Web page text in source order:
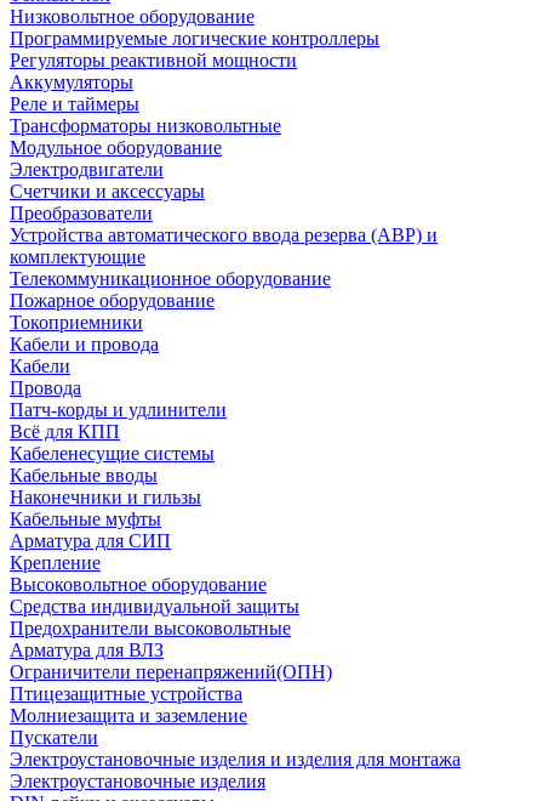
Низковольтное оборудование
Программируемые логические контроллеры
Регуляторы реактивной мощности
Аккумуляторы
Реле и таймеры
Трансформаторы низковольтные
Модульное оборудование
Электродвигатели
Счетчики и аксессуары
Преобразователи
Устройства автоматического ввода резерва (АВР) и
комплектующие
Телекоммуникационное оборудование
Пожарное оборудование
Токоприемники
Кабели и провода
Кабели
Провода
Патч-корды и удлинители
Всё для КПП
Кабеленесущие системы
Кабельные вводы
Наконечники и гильзы
Кабельные муфты
Арматура для СИП
Крепление
Высоковольтное оборудование
Средства индивидуальной защиты
Предохранители высоковольтные
Арматура для ВЛЗ
Ограничители перенапряжений(ОПН)
Птицезащитные устройства
Молниезащита и заземление
Пускатели
Электроустановочные изделия и изделия для монтажа
Электроустановочные изделия